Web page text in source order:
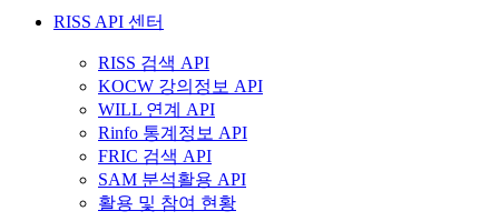
RISS API 센터
RISS 검색 API
KOCW 강의정보 API
WILL 연계 API
Rinfo 통계정보 API
FRIC 검색 API
SAM 분석활용 API
활용 및 참여 현황